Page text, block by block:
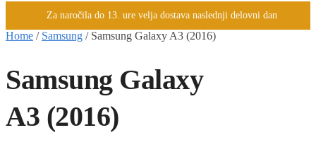
Za naročila do 13. ure velja dostava naslednji delovni dan
Home / Samsung / Samsung Galaxy A3 (2016)
Samsung Galaxy
A3 (2016)